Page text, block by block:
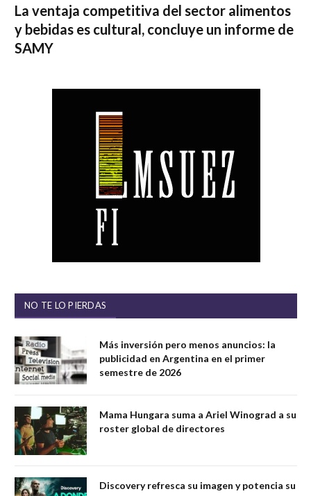
La ventaja competitiva del sector alimentos
y bebidas es cultural, concluye un informe de
SAMY
NO TE LO PIERDAS
Más inversión pero menos anuncios: la
publicidad en Argentina en el primer
semestre de 2026
Mama Hungara suma a Ariel Winograd a su
roster global de directores
Discovery refresca su imagen y potencia su